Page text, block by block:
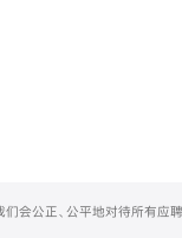
会公正、公平地对待所有